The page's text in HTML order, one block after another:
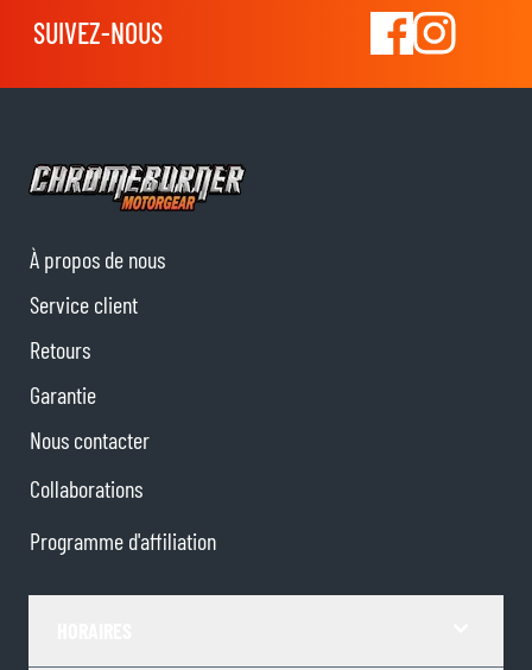
SUIVEZ-NOUS
À propos de nous
Service client
Retours
Garantie
Nous contacter
Collaborations
Programme d'affiliation